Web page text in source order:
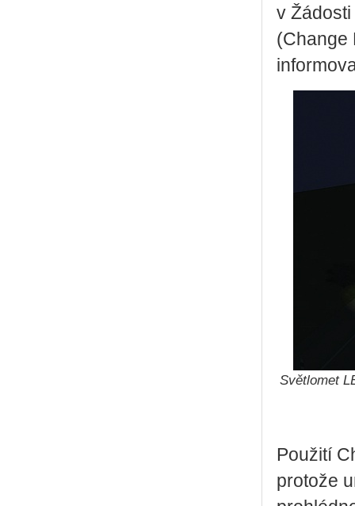
v
(Change
Světlomet
Použití
protože